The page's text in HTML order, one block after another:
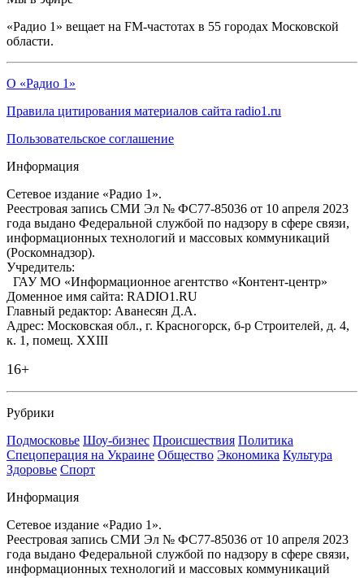
«Радио 1» вещает на FM-частотах в 55 городах Московской
области.
О «Радио 1»
Правила цитирования материалов сайта radio1.ru
Пользовательское соглашение
Информация
Сетевое издание «Радио 1».
Реестровая запись СМИ Эл № ФС77-85036 от 10 апреля 2023
года выдано Федеральной службой по надзору в сфере связи,
информационных технологий и массовых коммуникаций
(Роскомнадзор).
Учредитель:
ГАУ МО «Информационное агентство «Контент-центр»
Доменное имя сайта: RADIO1.RU
Главный редактор: Аванесян Д.А.
Адрес: Московская обл., г. Красногорск, б-р Строителей, д. 4,
к. 1, помещ. XXIII
16+
Рубрики
Подмосковье Шоу-бизнес Происшествия Политика
Спецоперация на Украине Общество Экономика Культура
Здоровье Спорт
Информация
Сетевое издание «Радио 1».
Реестровая запись СМИ Эл № ФС77-85036 от 10 апреля 2023
года выдано Федеральной службой по надзору в сфере связи,
информационных технологий и массовых коммуникаций